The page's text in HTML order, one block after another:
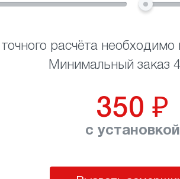
расчёта необходимо
Минимальный заказ
350 ₽
с установкой